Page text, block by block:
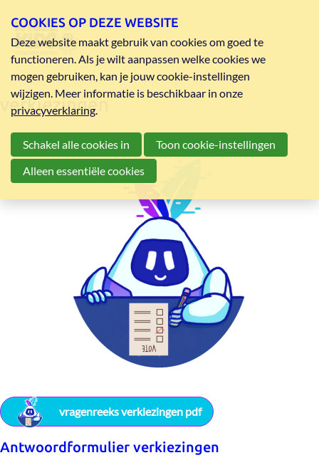
verkiezingen
vragenreeks verkiezingen pdf
Antwoordformulier verkiezingen
COOKIES OP DEZE WEBSITE
Deze website maakt gebruik van cookies om goed te
functioneren. Als je wilt aanpassen welke cookies we
mogen gebruiken, kan je jouw cookie-instellingen
wijzigen. Meer informatie is beschikbaar in onze
privacyverklaring.
Schakel alle cookies in
Toon cookie-instellingen
Alleen essentiële cookies